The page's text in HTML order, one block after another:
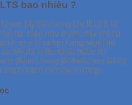
bao nhiêu ?
học Mỹ thì chứng chỉ IELTS là
hồ sơ. Nếu như trước đây chỉ có
as a Foreign Language) thì
Mỹ đã chấp nhận điểm thi
điểm chung tối thiểu cho tất cả
chính sách của các trường.